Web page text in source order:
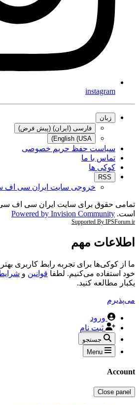
instagram
زبان
فارسی (ایران) (پیش فرض)
English (USA)
سیاست حفظ حریم خصوصی
تماس با ما
کوکی ها
RSS
خروجی سایت ایران سی اف
است. Powered by Invision Community
Supported By IPSForum.ir
اطلاعات مهم
ما از کوکی‌ها برای تجربه رابط کاربری
خود استفاده می‌کنیم. لطفا قوانین و
یکبار مطالعه کنید.
می‌پذیرم
ورود
ثبت نام
جستجو
Menu
Account
Close panel